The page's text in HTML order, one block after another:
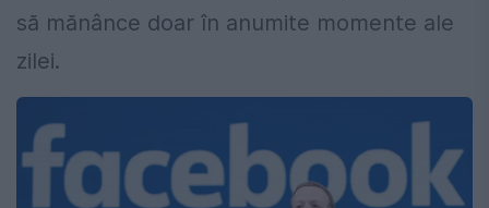
să mănânce doar în anumite momente ale
zilei.